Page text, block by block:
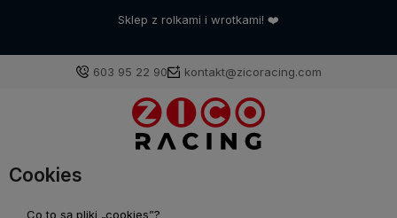
Sklep z rolkami i wrotkami! ❤️
603 95 22 90 kontakt@zicoracing.com
Cookies
Co to są pliki „cookies”?